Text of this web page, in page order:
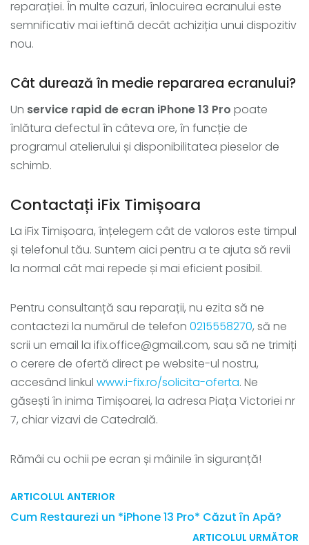
reparației. În multe cazuri, înlocuirea ecranului este
semnificativ mai ieftină decât achiziția unui dispozitiv
nou.
Cât durează în medie repararea ecranului?
Un service rapid de ecran iPhone 13 Pro poate
înlătura defectul în câteva ore, în funcție de
programul atelierului și disponibilitatea pieselor de
schimb.
Contactați iFix Timișoara
La iFix Timișoara, înțelegem cât de valoros este timpul
și telefonul tău. Suntem aici pentru a te ajuta să revii
la normal cât mai repede și mai eficient posibil.
Pentru consultanță sau reparații, nu ezita să ne
contactezi la numărul de telefon 0215558270, să ne
scrii un email la ifix.office@gmail.com, sau să ne trimiți
o cerere de ofertă direct pe website-ul nostru,
accesând linkul www.i-fix.ro/solicita-oferta. Ne
găsești în inima Timișoarei, la adresa Piața Victoriei nr
7, chiar vizavi de Catedrală.
Rămâi cu ochii pe ecran și mâinile în siguranță!
ARTICOLUL ANTERIOR
Cum Restaurezi un *iPhone 13 Pro* Căzut în Apă?
ARTICOLUL URMĂTOR